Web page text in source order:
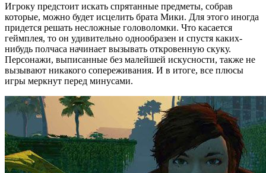
Игроку предстоит искать спрятанные предметы, собрав
которые, можно будет исцелить брата Мики. Для этого иногда
придется решать несложные головоломки. Что касается
геймплея, то он удивительно однообразен и спустя каких-
нибудь полчаса начинает вызывать откровенную скуку.
Персонажи, выписанные без малейшей искусности, также не
вызывают никакого сопереживания. И в итоге, все плюсы
игры меркнут перед минусами.